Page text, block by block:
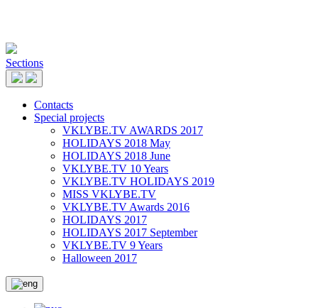
Sections
Contacts
Special projects
VKLYBE.TV AWARDS 2017
HOLIDAYS 2018 May
HOLIDAYS 2018 June
VKLYBE.TV 10 Years
VKLYBE.TV HOLIDAYS 2019
MISS VKLYBE.TV
VKLYBE.TV Awards 2016
HOLIDAYS 2017
HOLIDAYS 2017 September
VKLYBE.TV 9 Years
Halloween 2017